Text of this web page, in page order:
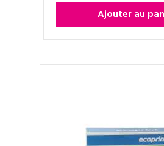
Ajouter au